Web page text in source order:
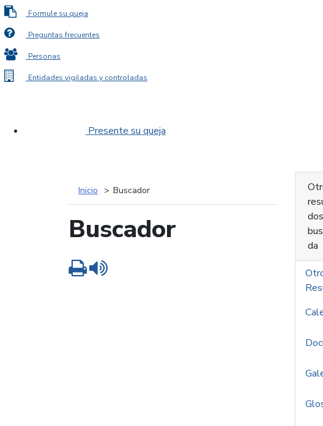
Formule su queja
Preguntas frecuentes
Personas
Entidades vigiladas y controladas
Presente su queja
Inicio Buscador
Buscador
Imprimir
da